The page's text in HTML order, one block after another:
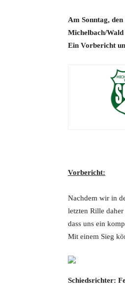
Am Sonntag,
Michelbach/
Ein Vorbericht
Vorbericht:
Nachdem wir in
letzten Rille
dass uns ein
Mit einem Sieg
Schiedsrichter: